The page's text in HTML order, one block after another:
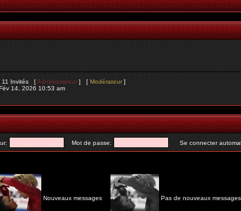
11 Invités [Administrateur] [Modérateur]
14, 2026 10:53 am
Mot de passe: Se connecter
Nouveaux messages Pas de nouveaux messages